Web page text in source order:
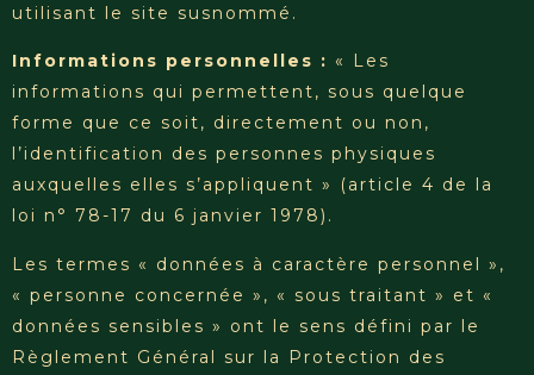
utilisant le site susnommé.
Informations personnelles : « Les
informations qui permettent, sous quelque
forme que ce soit, directement ou non,
l’identification des personnes physiques
auxquelles elles s’appliquent » (article 4 de la
loi n° 78-17 du 6 janvier 1978).
Les termes « données à caractère personnel »,
« personne concernée », « sous traitant » et «
données sensibles » ont le sens défini par le
Règlement Général sur la Protection des